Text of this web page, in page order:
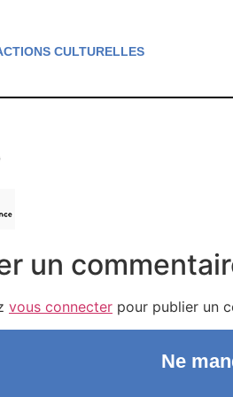
CULTURELLES
un
vous connecter pour publier un
Ne